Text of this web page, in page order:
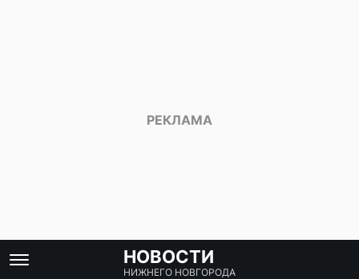
НОВОСТИ
НИЖНЕГО НОВГОРОДА